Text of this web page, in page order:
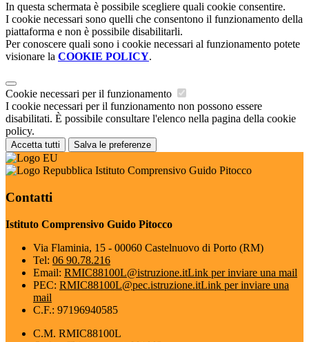
In questa schermata è possibile scegliere quali cookie consentire.
I cookie necessari sono quelli che consentono il funzionamento della
piattaforma e non è possibile disabilitarli.
Per conoscere quali sono i cookie necessari al funzionamento potete
visionare la COOKIE POLICY.
Cookie necessari per il funzionamento
I cookie necessari per il funzionamento non possono essere
disabilitati. È possibile consultare l'elenco nella pagina della cookie
policy.
Accetta tutti Salva le preferenze
Istituto Comprensivo Guido Pitocco
Contatti
Istituto Comprensivo Guido Pitocco
Via Flaminia, 15 - 00060 Castelnuovo di Porto (RM)
Tel: 06 90.78.216
Email: RMIC88100L@istruzione.itLink per inviare una mail
PEC: RMIC88100L@pec.istruzione.itLink per inviare una
mail
C.F.: 97196940585
C.M. RMIC88100L